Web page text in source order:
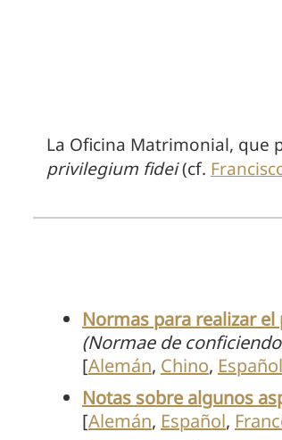
La Oficina Matrimonial, que
privilegium fidei(cf.
Normas para realizar
(Normae de
[Alemán, Chino, Español
Notas sobre algunos
[Alemán, Español,